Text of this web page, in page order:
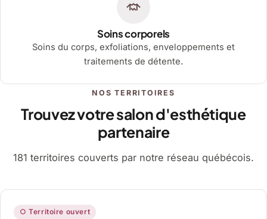
Soins corporels
Soins du corps, exfoliations, enveloppements et
traitements de détente.
NOS TERRITOIRES
Trouvez votre salon d'esthétique
partenaire
181 territoires couverts par notre réseau québécois.
○ Territoire ouvert